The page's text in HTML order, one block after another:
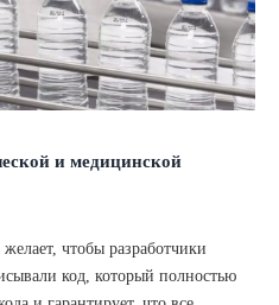
и медицинской
чтобы разработчики
код, который полностью